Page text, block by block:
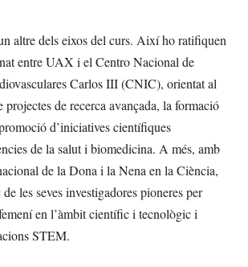
altre dels eixos del curs. Així ho ratifiquen
entre UAX i el Centro Nacional de
Carlos III (CNIC), orientat al
projectes de recerca avançada, la formació
d’iniciatives científiques
de la salut i biomedicina. A més, amb
de la Dona i la Nena en la Ciència,
les seves investigadores pioneres per
en l’àmbit científic i tecnològic i
STEM.